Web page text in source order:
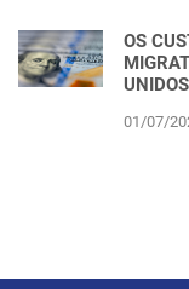
OS
UNIDOS
01/07/